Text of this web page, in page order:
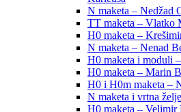
N maketa – Nedžad
TT maketa – Vlatko
H0 maketa –
N maketa – Nenad
H0 maketa i moduli
H0 maketa – Marin
H0 i H0m maketa –
N maketa i vrtna
H0 maketa – Velimir